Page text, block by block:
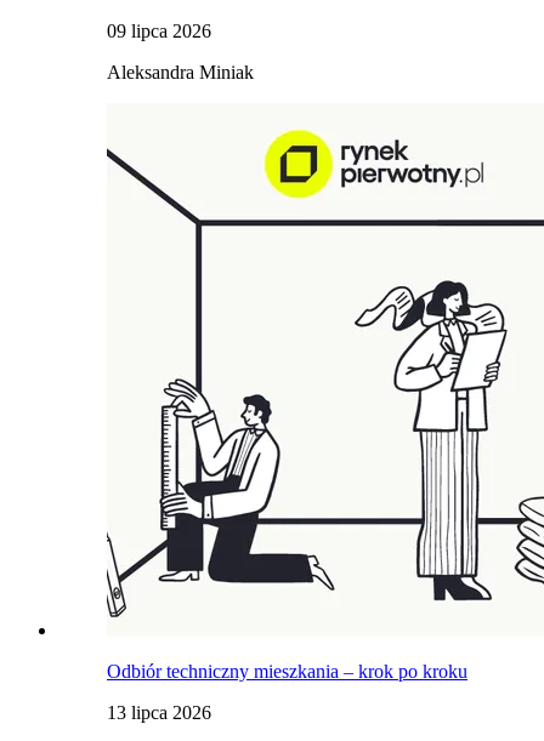
09 lipca 2026
Aleksandra Miniak
Odbiór techniczny mieszkania – krok po kroku
13 lipca 2026